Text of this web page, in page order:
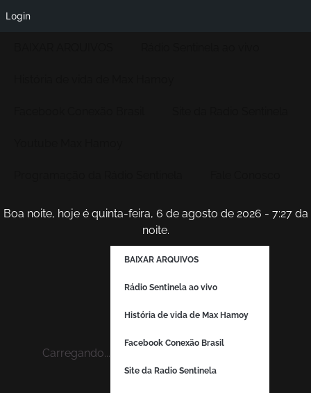
Boa noite, hoje é quinta-feira, 6 de agosto de 2026 - 7:27 da
noite.
Carregando...
BAIXAR ARQUIVOS
Rádio Sentinela ao vivo
História de vida de Max Hamoy
Facebook Conexão Brasil
Site da Radio Sentinela
Login